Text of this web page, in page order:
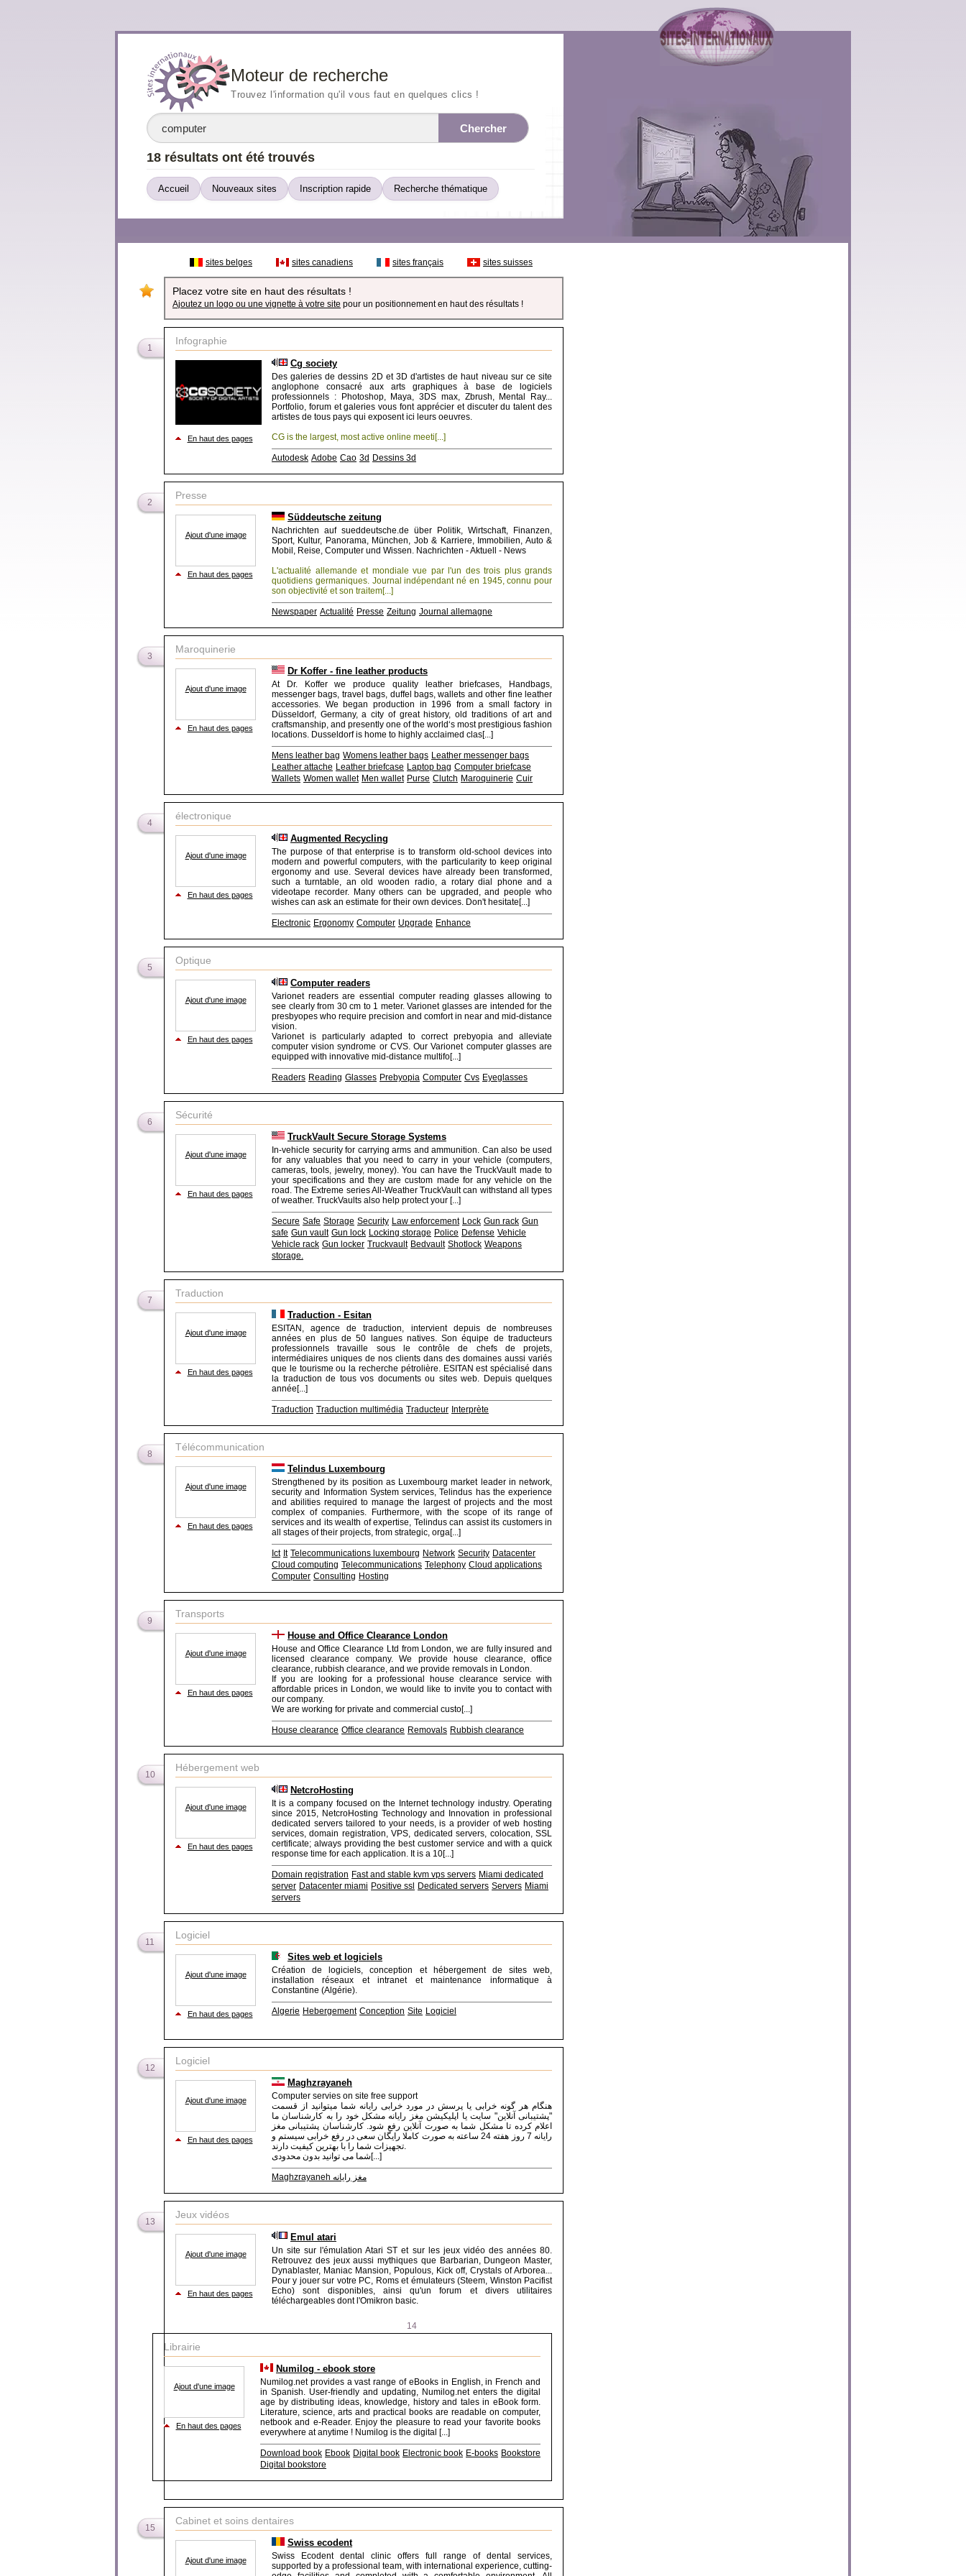
Moteur de recherche
Trouvez l'information qu'il vous faut en quelques clics !
Chercher
18 résultats ont été trouvés
Accueil Nouveaux sites Inscription rapide Recherche thématique
sites belges sites canadiens sites français sites suisses
Placez votre site en haut des résultats !
Ajoutez un logo ou une vignette à votre site pour un positionnement en haut des résultats !
1
Infographie
En haut des pages
Cg society
Des galeries de dessins 2D et 3D d'artistes de haut niveau sur ce site
anglophone consacré aux arts graphiques à base de logiciels
professionnels : Photoshop, Maya, 3DS max, Zbrush, Mental Ray...
Portfolio, forum et galeries vous font apprécier et discuter du talent des
artistes de tous pays qui exposent ici leurs oeuvres.
CG is the largest, most active online meeti[...]
Autodesk Adobe Cao 3d Dessins 3d
2
Presse
Ajout d'une image
En haut des pages
Süddeutsche zeitung
Nachrichten auf sueddeutsche.de über Politik, Wirtschaft, Finanzen,
Sport, Kultur, Panorama, München, Job & Karriere, Immobilien, Auto &
Mobil, Reise, Computer und Wissen. Nachrichten - Aktuell - News
L'actualité allemande et mondiale vue par l'un des trois plus grands
quotidiens germaniques. Journal indépendant né en 1945, connu pour
son objectivité et son traitem[...]
Newspaper Actualité Presse Zeitung Journal allemagne
3
Maroquinerie
Ajout d'une image
En haut des pages
Dr Koffer - fine leather products
At Dr. Koffer we produce quality leather briefcases, Handbags,
messenger bags, travel bags, duffel bags, wallets and other fine leather
accessories. We began production in 1996 from a small factory in
Düsseldorf, Germany, a city of great history, old traditions of art and
craftsmanship, and presently one of the world‘s most prestigious fashion
locations. Dusseldorf is home to highly acclaimed clas[...]
Mens leather bag Womens leather bags Leather messenger bags
Leather attache Leather briefcase Laptop bag Computer briefcase
Wallets Women wallet Men wallet Purse Clutch Maroquinerie Cuir
4
électronique
Ajout d'une image
En haut des pages
Augmented Recycling
The purpose of that enterprise is to transform old-school devices into
modern and powerful computers, with the particularity to keep original
ergonomy and use. Several devices have already been transformed,
such a turntable, an old wooden radio, a rotary dial phone and a
videotape recorder. Many others can be upgraded, and people who
wishes can ask an estimate for their own devices. Don't hesitate[...]
Electronic Ergonomy Computer Upgrade Enhance
5
Optique
Ajout d'une image
En haut des pages
Computer readers
Varionet readers are essential computer reading glasses allowing to
see clearly from 30 cm to 1 meter. Varionet glasses are intended for the
presbyopes who require precision and comfort in near and mid-distance
vision.
Varionet is particularly adapted to correct prebyopia and alleviate
computer vision syndrome or CVS. Our Varionet computer glasses are
equipped with innovative mid-distance multifo[...]
Readers Reading Glasses Prebyopia Computer Cvs Eyeglasses
6
Sécurité
Ajout d'une image
En haut des pages
TruckVault Secure Storage Systems
In-vehicle security for carrying arms and ammunition. Can also be used
for any valuables that you need to carry in your vehicle (computers,
cameras, tools, jewelry, money). You can have the TruckVault made to
your specifications and they are custom made for any vehicle on the
road. The Extreme series All-Weather TruckVault can withstand all types
of weather. TruckVaults also help protect your [...]
Secure Safe Storage Security Law enforcement Lock Gun rack Gun
safe Gun vault Gun lock Locking storage Police Defense Vehicle
Vehicle rack Gun locker Truckvault Bedvault Shotlock Weapons
storage.
7
Traduction
Ajout d'une image
En haut des pages
Traduction - Esitan
ESITAN, agence de traduction, intervient depuis de nombreuses
années en plus de 50 langues natives. Son équipe de traducteurs
professionnels travaille sous le contrôle de chefs de projets,
intermédiaires uniques de nos clients dans des domaines aussi variés
que le tourisme ou la recherche pétrolière. ESITAN est spécialisé dans
la traduction de tous vos documents ou sites web. Depuis quelques
année[...]
Traduction Traduction multimédia Traducteur Interprète
8
Télécommunication
Ajout d'une image
En haut des pages
Telindus Luxembourg
Strengthened by its position as Luxembourg market leader in network,
security and Information System services, Telindus has the experience
and abilities required to manage the largest of projects and the most
complex of companies. Furthermore, with the scope of its range of
services and its wealth of expertise, Telindus can assist its customers in
all stages of their projects, from strategic, orga[...]
Ict It Telecommunications luxembourg Network Security Datacenter
Cloud computing Telecommunications Telephony Cloud applications
Computer Consulting Hosting
9
Transports
Ajout d'une image
En haut des pages
House and Office Clearance London
House and Office Clearance Ltd from London, we are fully insured and
licensed clearance company. We provide house clearance, office
clearance, rubbish clearance, and we provide removals in London.
If you are looking for a professional house clearance service with
affordable prices in London, we would like to invite you to contact with
our company.
We are working for private and commercial custo[...]
House clearance Office clearance Removals Rubbish clearance
10
Hébergement web
Ajout d'une image
En haut des pages
NetcroHosting
It is a company focused on the Internet technology industry. Operating
since 2015, NetcroHosting Technology and Innovation in professional
dedicated servers tailored to your needs, is a provider of web hosting
services, domain registration, VPS, dedicated servers, colocation, SSL
certificate; always providing the best customer service and with a quick
response time for each application. It is a 10[...]
Domain registration Fast and stable kvm vps servers Miami dedicated
server Datacenter miami Positive ssl Dedicated servers Servers Miami
servers
11
Logiciel
Ajout d'une image
En haut des pages
Sites web et logiciels
Création de logiciels, conception et hébergement de sites web,
installation réseaux et intranet et maintenance informatique à
Constantine (Algérie).
Algerie Hebergement Conception Site Logiciel
12
Logiciel
Ajout d'une image
En haut des pages
Maghzrayaneh
Computer servies on site free support
هنگام هر گونه خرابی یا پرسش در مورد خرابی رایانه شما میتوانید از قسمت
"پشتیبانی آنلاین" سایت یا اپلیکیشن مغز رایانه مشکل خود را به کارشناسان ما
اعلام کرده تا مشکل شما به صورت آنلاین رفع شود. کارشناسان پشتیبانی مغز
رایانه 7 روز هفته 24 ساعته به صورت کاملا رایگان سعی در رفع خرابی سیستم و
تجهیزات شما را با بهترین کیفیت دارند.
شما می توانید بدون محدودی[...]
Maghzrayaneh مغز رایانه
13
Jeux vidéos
Ajout d'une image
En haut des pages
Emul atari
Un site sur l'émulation Atari ST et sur les jeux vidéo des années 80.
Retrouvez des jeux aussi mythiques que Barbarian, Dungeon Master,
Dynablaster, Maniac Mansion, Populous, Kick off, Crystals of Arborea...
Pour y jouer sur votre PC, Roms et émulateurs (Steem, Winston Pacifist
Echo) sont disponibles, ainsi qu'un forum et divers utilitaires
téléchargeables dont l'Omikron basic.
14
Librairie
Ajout d'une image
En haut des pages
Numilog - ebook store
Numilog.net provides a vast range of eBooks in English, in French and
in Spanish. User-friendly and updating, Numilog.net enters the digital
age by distributing ideas, knowledge, history and tales in eBook form.
Literature, science, arts and practical books are readable on computer,
netbook and e-Reader. Enjoy the pleasure to read your favorite books
everywhere at anytime ! Numilog is the digital [...]
Download book Ebook Digital book Electronic book E-books Bookstore
Digital bookstore
15
Cabinet et soins dentaires
Ajout d'une image
Swiss ecodent
Swiss Ecodent dental clinic offers full range of dental services,
supported by a professional team, with international experience, cutting-